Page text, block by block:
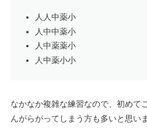
人人中薬小
人中中薬小
人中薬薬小
人中薬小小
なかなか複雑な練習なので、初めて
んがらがってしまう方も多いと思いま